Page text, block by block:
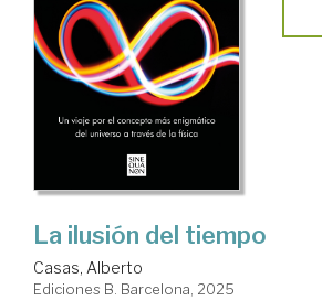
La ilusión del tiempo
Casas, Alberto
Ediciones B. Barcelona, 2025